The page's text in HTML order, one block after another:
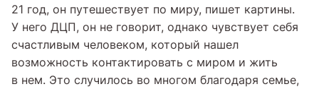
21 год, он путешествует по миру, пишет картины.
У него ДЦП, он не говорит, однако чувствует себя
счастливым человеком, который нашел
возможность контактировать с миром и жить
в нем. Это случилось во многом благодаря семье,